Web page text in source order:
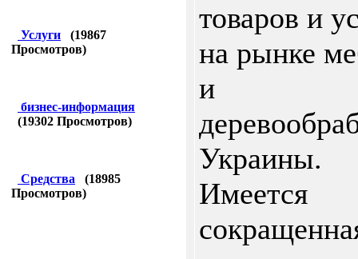
Услуги (19867
Просмотров)
бизнес-информация
(19302 Просмотров)
Средства (18985
Просмотров)
товаров и
на рынке
и
Украины.
Имеется